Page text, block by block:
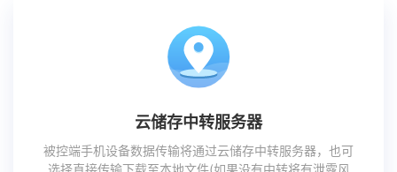
云储存中转服务器
被控端手机设备数据传输将通过云储存中转服务器，也可